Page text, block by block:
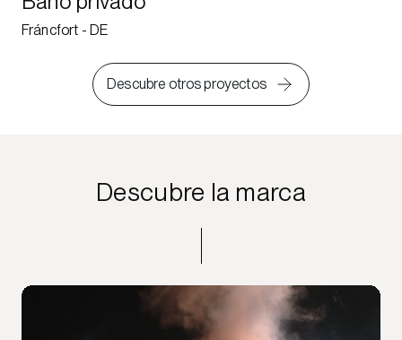
Fráncfort - DE
Descubre otros proyectos
Descubre la marca